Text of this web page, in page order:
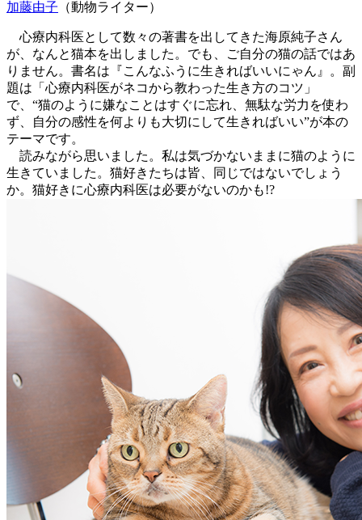
加藤由子 （動物ライター）
心療内科医として数々の著書を出してきた海原純子さん
が、なんと猫本を出しました。でも、ご自分の猫の話ではあ
りません。書名は『こんなふうに生きればいいにゃん』。副
題は「心療内科医がネコから教わった生き方のコツ」
で、“猫のように嫌なことはすぐに忘れ、無駄な労力を使わ
ず、自分の感性を何よりも大切にして生きればいい”が本の
テーマです。
読みながら思いました。私は気づかないままに猫のように
生きていました。猫好きたちは皆、同じではないでしょう
か。猫好きに心療内科医は必要がないのかも!?